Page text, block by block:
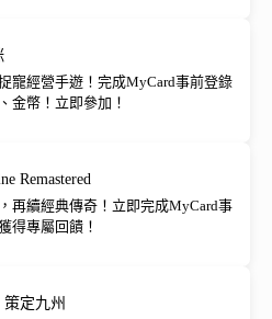
寵經營手遊！完成MyCard事前登錄
金幣！立即參加！
Remastered
再續經典傳奇！立即完成MyCard事
得專屬回饋！
定九州